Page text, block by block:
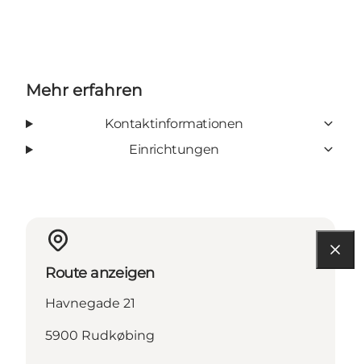
Mehr erfahren
Kontaktinformationen
Einrichtungen
Route anzeigen
Havnegade 21
5900 Rudkøbing